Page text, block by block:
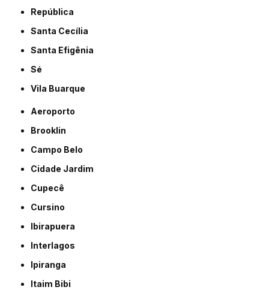
República
Santa Cecília
Santa Efigênia
Sé
Vila Buarque
Aeroporto
Brooklin
Campo Belo
Cidade Jardim
Cupecê
Cursino
Ibirapuera
Interlagos
Ipiranga
Itaim Bibi